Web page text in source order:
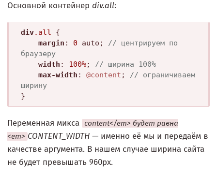
Основной контейнер div.all:
div.all {
margin : 0 auto; // центрируем по
браузеру
width : 100%; // ширина 100%
max-width : @content ; // ограничиваем
ширину
Переменная микса content</em> будет равна
<em> CONTENT_WIDTH — именно её мы и передаём в
качестве аргумента. В нашем случае ширина сайта
не будет превышать 960px.